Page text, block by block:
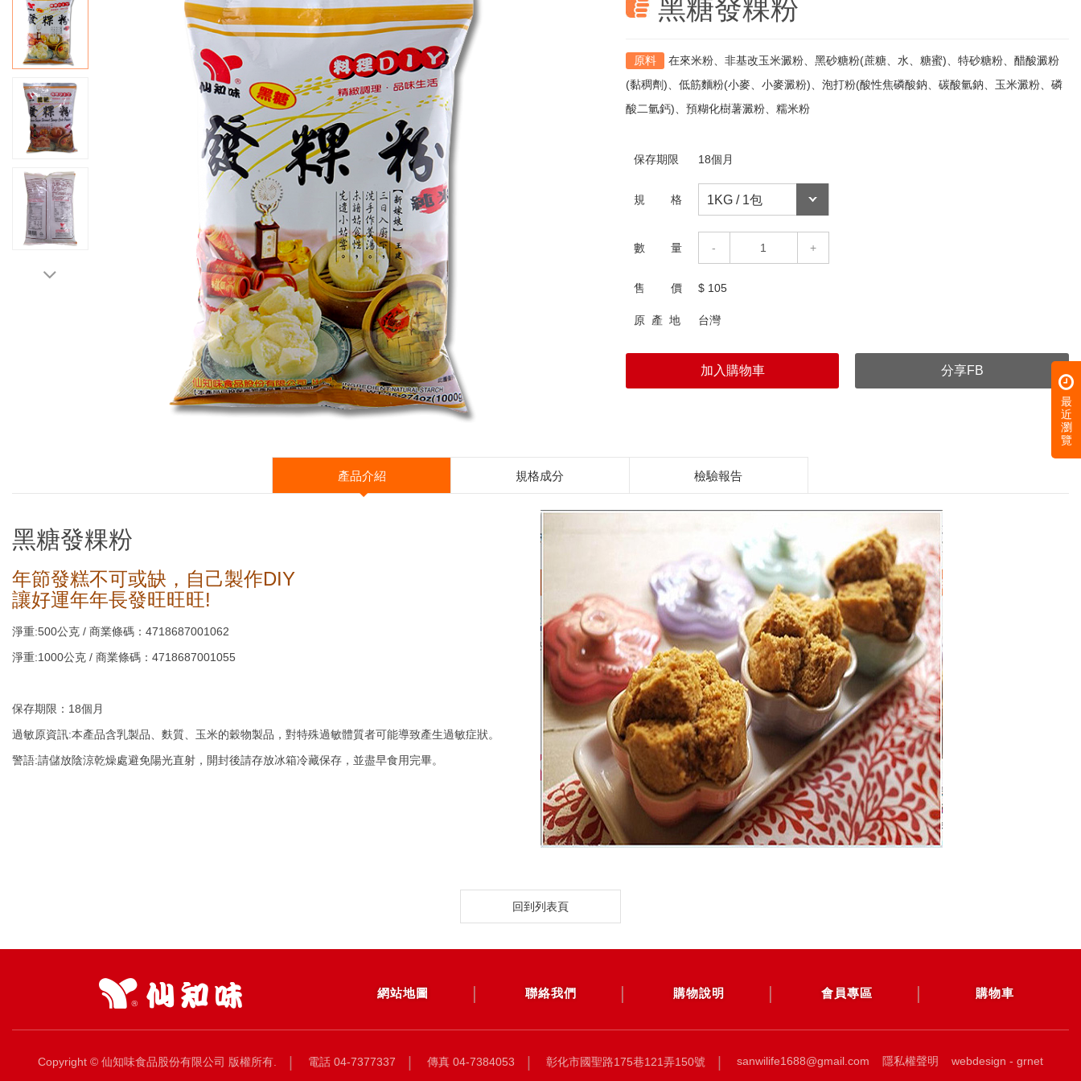
黑糖發粿粉
在來米粉、非基改玉米澱粉、黑砂糖粉(蔗糖、水、糖蜜)、特砂糖粉、醋酸澱粉
(黏稠劑)、低筋麵粉(小麥、小麥澱粉)、泡打粉(酸性焦磷酸鈉、碳酸氫鈉、玉米澱粉、磷
酸二氫鈣)、預糊化樹薯澱粉、糯米粉
保存期限 18個月
規 格
數 量 - +
售 價 $ 105
原 產 地 台灣
加入購物車 分享FB
產品介紹 規格成分 檢驗報告
黑糖發粿粉
年節發糕不可或缺，自己製作DIY
讓好運年年長發旺旺旺!
淨重:500公克 / 商業條碼：4718687001062
淨重:1000公克 / 商業條碼：4718687001055
保存期限：18個月
過敏原資訊:本產品含乳製品、麩質、玉米的穀物製品，對特殊過敏體質者可能導致產生過敏症狀。
警語:請儲放陰涼乾燥處避免陽光直射，開封後請存放冰箱冷藏保存，並盡早食用完畢。
營養標示
每一份量100克
本包裝含10份
每100公克
熱量 365大卡
蛋白質 1.8公克
0.7公克
0.3公克
0公克
87.8公克
27.1公克
399毫克
鬆餅粉
回到列表頁
最
近
瀏
覽
網站地圖 聯絡我們 購物說明 會員專區 購物車
Copyright © 仙知味食品股份有限公司 版權所有. 電話 04-7377337 傳真 04-7384053 彰化市國聖路175巷121弄150號 sanwilife1688@gmail.com 隱私權聲明 webdesign - grnet